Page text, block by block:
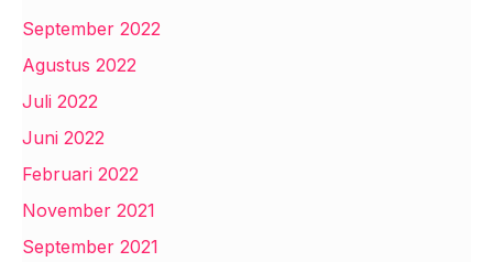
September 2022
Agustus 2022
Juli 2022
Juni 2022
Februari 2022
November 2021
September 2021